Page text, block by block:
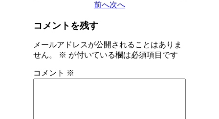
前へ次へ
コメントを残す
メールアドレスが公開されることはありま
せん。
※ が付いている欄は必須項目です
コメント ※